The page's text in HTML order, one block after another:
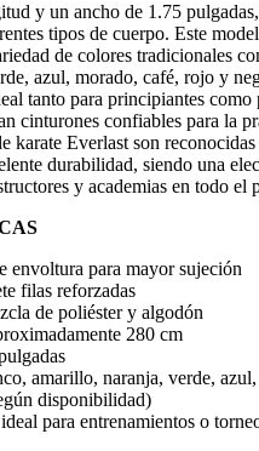
y un ancho de 1.75 pulgadas,
tipos de cuerpo. Este
de colores tradicionales
azul, morado, café, rojo y
tanto para principiantes como
cinturones confiables para la
karate Everlast son
durabilidad, siendo una
y academias en todo el
envoltura para mayor sujeción
filas reforzadas
de poliéster y algodón
280 cm
amarillo, naranja, verde,
disponibilidad)
para entrenamientos o